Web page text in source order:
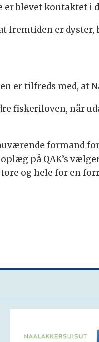
blevet kontaktet i
fremtiden er
er tilfreds med,
fiskeriloven, når
formand
på QAK’s
og hele for en